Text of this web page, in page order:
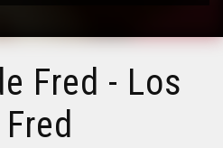
- Los Secrets de Fred
de la Bochariá - Los Secrets de
Fred - Los